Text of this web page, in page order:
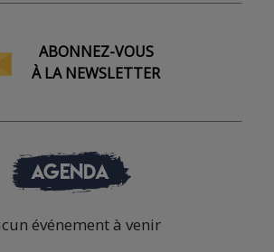
ABONNEZ-VOUS
À LA NEWSLETTER
AGENDA
événement à venir